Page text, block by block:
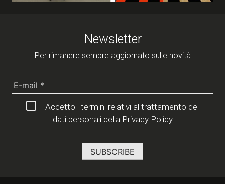
Newsletter
Per rimanere sempre aggiornato sulle novità
Accetto i termini relativi al trattamento dei
dati personali della Privacy Policy